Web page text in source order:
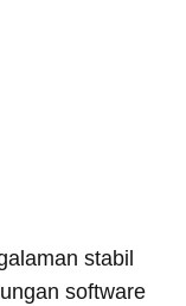
stabil
software